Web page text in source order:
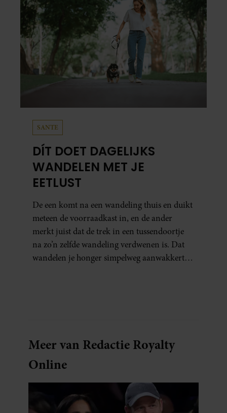
SANTE
DÍT DOET DAGELIJKS
WANDELEN MET JE
EETLUST
De een komt na een wandeling thuis en duikt
meteen de voorraadkast in, en de ander
merkt juist dat de trek in een tussendoortje
na zo’n zelfde wandeling verdwenen is. Dat
wandelen je honger simpelweg aanwakkert,
Meer van Redactie Royalty
Online